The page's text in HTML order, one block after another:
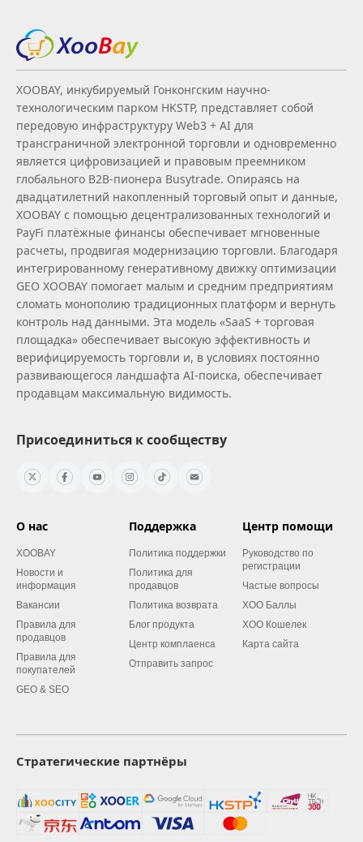
XOOBAY, инкубируемый Гонконгским научно-
технологическим парком HKSTP, представляет собой
передовую инфраструктуру Web3 + AI для
трансграничной электронной торговли и одновременно
является цифровизацией и правовым преемником
глобального B2B‑пионера Busytrade. Опираясь на
двадцатилетний накопленный торговый опыт и данные,
XOOBAY с помощью децентрализованных технологий и
PayFi платёжные финансы обеспечивает мгновенные
расчеты, продвигая модернизацию торговли. Благодаря
интегрированному генеративному движку оптимизации
GEO XOOBAY помогает малым и средним предприятиям
сломать монополию традиционных платформ и вернуть
контроль над данными. Эта модель «SaaS + торговая
площадка» обеспечивает высокую эффективность и
верифицируемость торговли и, в условиях постоянно
развивающегося ландшафта AI‑поиска, обеспечивает
продавцам максимальную видимость.
Присоединиться к сообществу
О нас
XOOBAY
Новости и
информация
Вакансии
Правила для
продавцов
Правила для
покупателей
GEO & SEO
Поддержка
Политика поддержки
Политика для
продавцов
Политика возврата
Блог продукта
Центр комплаенса
Отправить запрос
Центр помощи
Руководство по
регистрации
Частые вопросы
XOO Баллы
XOO Кошелек
Карта сайта
Стратегические партнёры